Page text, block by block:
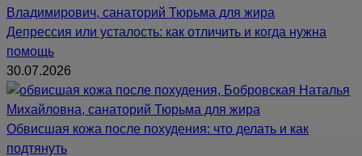
Депрессия или усталость: как отличить и когда нужна
помощь
30.07.2026
Обвисшая кожа после похудения: что делать и как
подтянуть